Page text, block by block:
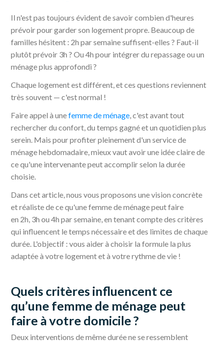
Il n'est pas toujours évident de savoir combien d'heures
prévoir pour garder son logement propre. Beaucoup de
familles hésitent : 2h par semaine suffisent-elles ? Faut-il
plutôt prévoir 3h ? Ou 4h pour intégrer du repassage ou un
ménage plus approfondi ?
Chaque logement est différent, et ces questions reviennent
très souvent — c'est normal !
Faire appel à unefemme de ménage , c'est avant tout
rechercher du confort, du temps gagné et un quotidien plus
serein. Mais pour profiter pleinement d'un service de
ménage hebdomadaire, mieux vaut avoir une idée claire de
ce qu'une intervenante peut accomplir selon la durée
choisie.
Dans cet article, nous vous proposons une vision concrète
et réaliste de ce qu'une femme de ménage peut faire
en 2h, 3h ou 4h par semaine, en tenant compte des critères
qui influencent le temps nécessaire et des limites de chaque
durée. L'objectif : vous aider à choisir la formule la plus
adaptée à votre logement et à votre rythme de vie !
Quels critères influencent ce
qu’une femme de ménage peut
faire à votre domicile ?
Deux interventions de même durée ne se ressemblent